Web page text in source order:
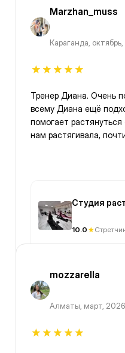
Marzhan_muss
Караганда,
Тренер Диана. Очень
всему Диана ещё
помогает
нам растягивала,
Студия
10.0
mozzarella
Алматы, март, 2026